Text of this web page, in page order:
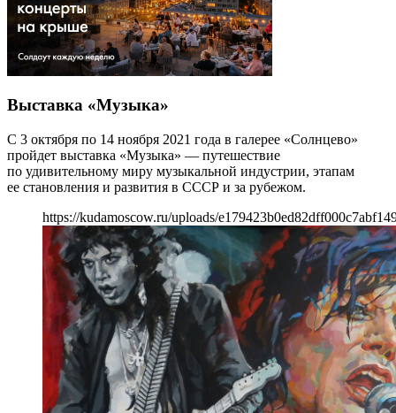
Выставка «Музыка»
С 3 октября по 14 ноября 2021 года в галерее «Солнцево»
пройдет выставка «Музыка» — путешествие
по удивительному миру музыкальной индустрии, этапам
ее становления и развития в СССР и за рубежом.
https://kudamoscow.ru/uploads/